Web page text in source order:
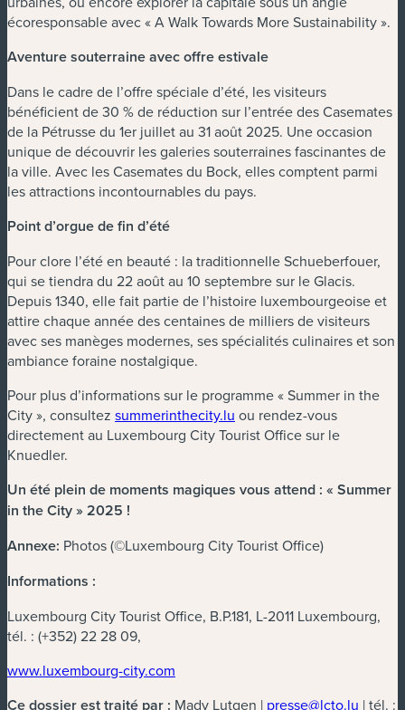
écoresponsable avec « A Walk Towards More Sustainability ».
Aventure souterraine avec offre estivale
Dans le cadre de l’offre spéciale d’été, les visiteurs
bénéficient de 30 % de réduction sur l’entrée des Casemates
de la Pétrusse du 1er juillet au 31 août 2025. Une occasion
unique de découvrir les galeries souterraines fascinantes de
la ville. Avec les Casemates du Bock, elles comptent parmi
les attractions incontournables du pays.
Point d’orgue de fin d’été
Pour clore l’été en beauté : la traditionnelle Schueberfouer,
qui se tiendra du 22 août au 10 septembre sur le Glacis.
Depuis 1340, elle fait partie de l’histoire luxembourgeoise et
attire chaque année des centaines de milliers de visiteurs
avec ses manèges modernes, ses spécialités culinaires et son
ambiance foraine nostalgique.
Pour plus d’informations sur le programme « Summer in the
City », consultez summerinthecity.lu ou rendez-vous
directement au Luxembourg City Tourist Office sur le
Knuedler.
Un été plein de moments magiques vous attend : « Summer
in the City » 2025 !
Annexe: Photos (©Luxembourg City Tourist Office)
Informations :
Luxembourg City Tourist Office, B.P.181, L-2011 Luxembourg,
tél. : (+352) 22 28 09,
www.luxembourg-city.com
Ce dossier est traité par : Mady Lutgen | presse@lcto.lu | tél. :